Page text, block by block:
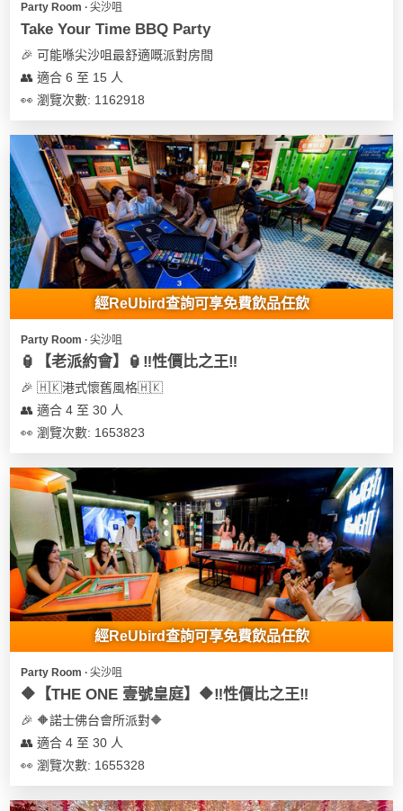
遊
租
Party Room ∙ 尖沙咀
Take Your Time BBQ Party
🎉 可能喺尖沙咀最舒適嘅派對房間
👥 適合 6 至 15 人
👀 瀏覽次數: 1162918
經ReUbird查詢可享免費飲品任飲
Party Room ∙ 尖沙咀
🏮【老派約會】🏮‼️性價比之王‼️
🎉 🇭🇰港式懷舊風格🇭🇰
👥 適合 4 至 30 人
👀 瀏覽次數: 1653823
經ReUbird查詢可享免費飲品任飲
Party Room ∙ 尖沙咀
🔶【THE ONE 壹號皇庭】🔶‼️性價比之王‼️
🎉 🔶諾士佛台會所派對🔶
👥 適合 4 至 30 人
👀 瀏覽次數: 1655328